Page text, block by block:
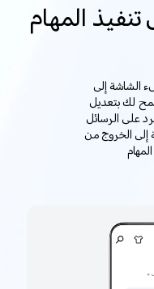
تنفيذ المهام
الشاشة إلى
لك بتعديل
على الرسائل
إلى الخروج من